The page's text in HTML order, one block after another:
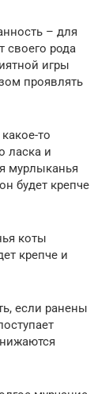
– для
своего рода
игры
проявлять
то
ласка и
мурлыканья
будет крепче
коты
крепче и
если ранены